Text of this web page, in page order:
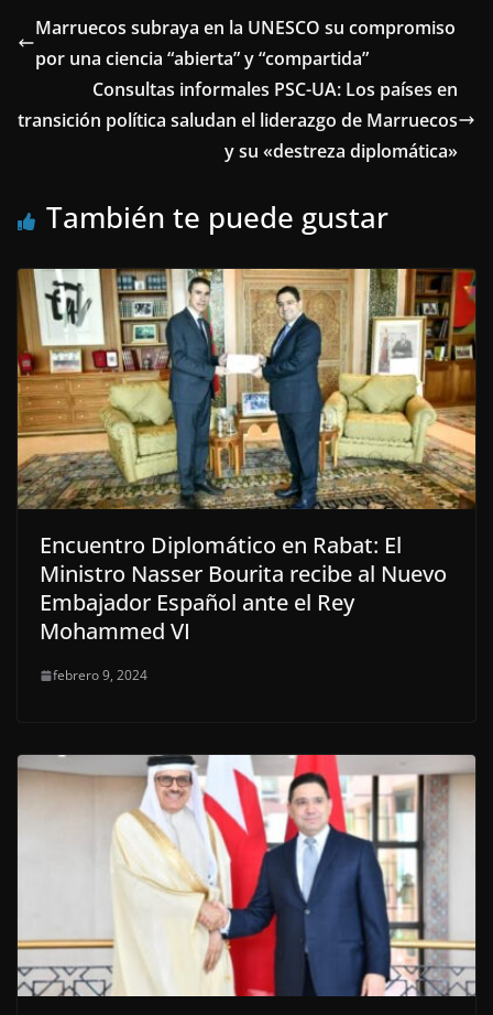
Marruecos subraya en la UNESCO su compromiso
por una ciencia “abierta” y “compartida”
Consultas informales PSC-UA: Los países en
transición política saludan el liderazgo de Marruecos
y su «destreza diplomática»
También te puede gustar
Encuentro Diplomático en Rabat: El
Ministro Nasser Bourita recibe al Nuevo
Embajador Español ante el Rey
Mohammed VI
febrero 9, 2024